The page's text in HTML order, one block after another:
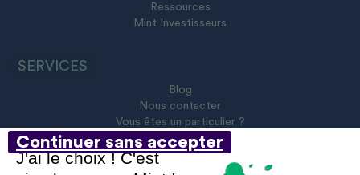
Continuer sans accepter
J'ai le choix ! C'est
Ressources
Mint Investisseurs
SERVICES
Blog
Nous contacter
Vous êtes un particulier ?